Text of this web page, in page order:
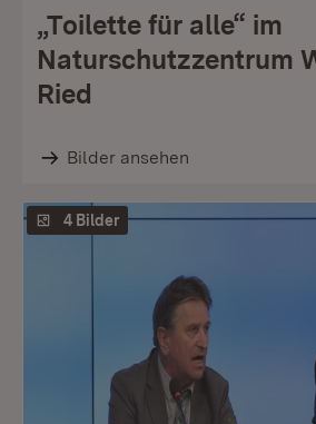
„Toilette für alle“ im
Naturschutzzentrum
Ried
Bilder ansehen
4 Bilder